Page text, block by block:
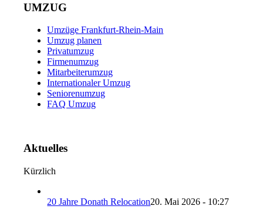
UMZUG
Umzüge Frankfurt-Rhein-Main
Umzug planen
Privatumzug
Firmenumzug
Mitarbeiterumzug
Internationaler Umzug
Seniorenumzug
FAQ Umzug
Aktuelles
Kürzlich
20 Jahre Donath Relocation20. Mai 2026 - 10:27